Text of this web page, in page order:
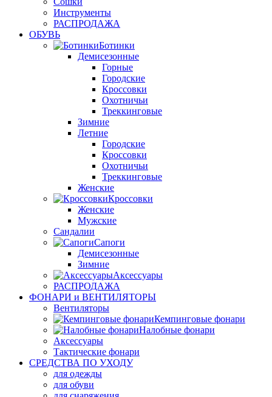
Инструменты
РАСПРОДАЖА
ОБУВЬ
Ботинки
Демисезонные
Горные
Городские
Кроссовки
Охотничьи
Треккинговые
Зимние
Летние
Городские
Кроссовки
Охотничьи
Треккинговые
Женские
Кроссовки
Женские
Мужские
Сандалии
Сапоги
Демисезонные
Зимние
Аксессуары
РАСПРОДАЖА
ФОНАРИ и ВЕНТИЛЯТОРЫ
Вентиляторы
Кемпинговые фонари
Налобные фонари
Аксессуары
Тактические фонари
СРЕДСТВА ПО УХОДУ
для одежды
для обуви